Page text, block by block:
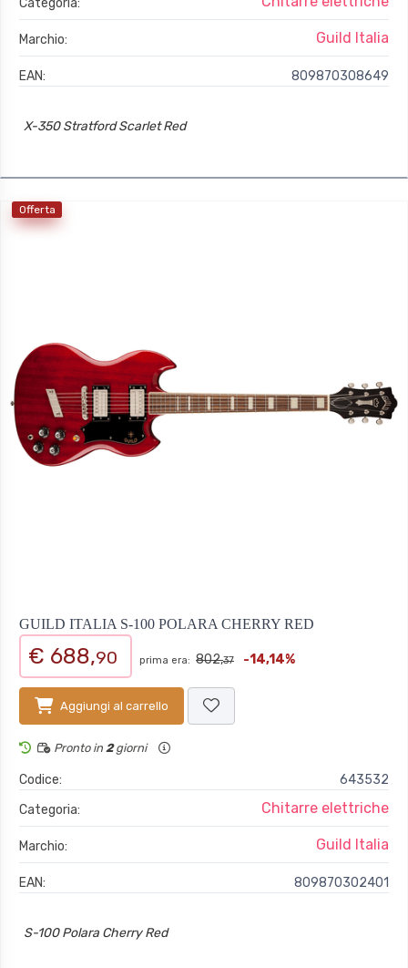
Categoria:
Marchio: Guild Italia
EAN: 809870308649
X-350 Stratford Scarlet Red
Offerta
GUILD ITALIA S-100 POLARA CHERRY RED
€ 688,90 prima era: 802,37 -14,14%
Aggiungi al carrello
Pronto in 2giorni
Codice:
643532
Categoria:
Chitarre elettriche
Marchio: Guild Italia
EAN: 809870302401
S-100 Polara Cherry Red